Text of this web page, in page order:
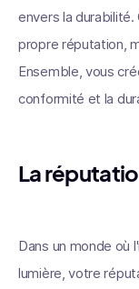
envers la
propre réputation,
Ensemble, vous
conformité et la
La
Dans un monde où
lumière, votre